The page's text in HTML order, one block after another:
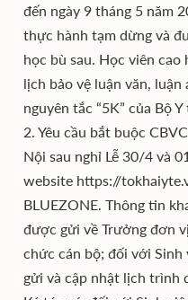
đến ngày 9 tháng 5 năm
thực hành tạm dừng và
học bù sau. Học viên
lịch bảo vệ luận văn,
nguyên tắc “5K” của Bộ Y
2. Yêu cầu bắt buộc
Nội sau nghỉ Lễ 30/4 và
website https://
BLUEZONE. Thông tin
được gửi về Trưởng đơn
chức cán bộ; đối với
gửi và cập nhật lịch trình